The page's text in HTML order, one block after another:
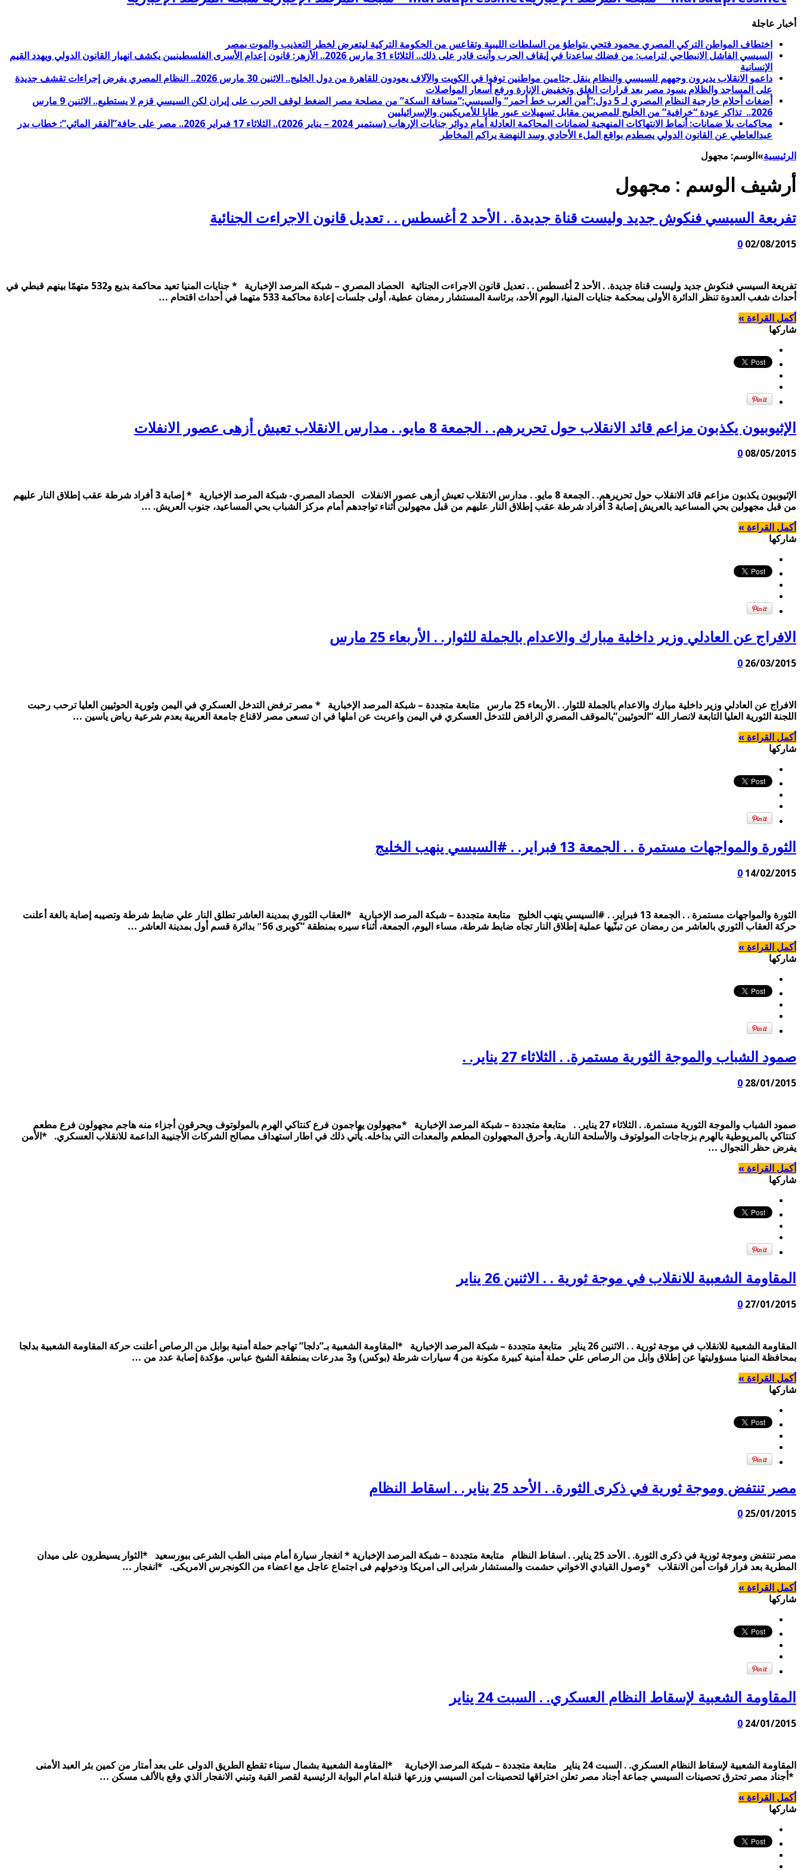
أخبار عاجلة
اختطاف المواطن التركي المصري محمود فتحي بتواطؤ من السلطات الليبية وتقاعس من الحكومة التركية ليتعرض لخطر التعذيب والموت بمصر
السيسي الفاشل الانبطاحي لترامب: من فضلك ساعدنا في إيقاف الحرب وأنت قادر على ذلك.. الثلاثاء 31 مارس 2026.. الأزهر: قانون إعدام الأسرى الفلسطينيين يكشف انهيار القانون الدولي ويهدد القيم
الإنسانية
داعمو الانقلاب يديرون وجههم للسيسي والنظام ينقل جثامين مواطنين توفوا في الكويت والآلاف يعودون للقاهرة من دول الخليج.. الاثنين 30 مارس 2026.. النظام المصري يفرض إجراءات تقشف جديدة
على المساجد والظلام يسود مصر بعد قرارات الغلق وتخفيض الإنارة ورفع أسعار المواصلات
أضغاث أحلام خارجية النظام المصري لـ 5 دول:”أمن العرب خط أحمر” والسيسي:”مسافة السكة” من مصلحة مصر الضغط لوقف الحرب على إيران لكن السيسي قزم لا يستطيع.. الاثنين 9 مارس
2026.. تذاكر عودة “خرافية” من الخليج للمصريين مقابل تسهيلات عبور طابا للأمريكيين والإسرائيليين
محاكمات بلا ضمانات: أنماط الانتهاكات المنهجية لضمانات المحاكمة العادلة أمام دوائر جنايات الإرهاب (سبتمبر 2024 – يناير 2026).. الثلاثاء 17 فبراير 2026.. مصر على حافة”الفقر المائي”: خطاب بدر
عبدالعاطي عن القانون الدولي يصطدم بواقع الملء الأحادي وسد النهضة يراكم المخاطر
الرئيسية»الوسم: مجهول
أرشيف الوسم : مجهول
تفريعة السيسي فنكوش جديد وليست قناة جديدة. . الأحد 2 أغسطس . . تعديل قانون الاجراءت الجنائية
02/08/2015
0
تفريعة السيسي فنكوش جديد وليست قناة جديدة. . الأحد 2 أغسطس . . تعديل قانون الاجراءت الجنائية الحصاد المصري – شبكة المرصد الإخبارية * جنايات المنيا تعيد محاكمة بديع و532 متهمًا بينهم قبطي في
أحداث شغب العدوة تنظر الدائرة الأولى بمحكمة جنايات المنيا، اليوم الأحد، برئاسة المستشار رمضان عطية، أولى جلسات إعادة محاكمة 533 متهما في أحداث اقتحام …
أكمل القراءة »
شاركها
الإثيوبيون يكذبون مزاعم قائد الانقلاب حول تحريرهم. . الجمعة 8 مايو. . مدارس الانقلاب تعيش أزهى عصور الانفلات
08/05/2015
0
الإثيوبيون يكذبون مزاعم قائد الانقلاب حول تحريرهم. . الجمعة 8 مايو. . مدارس الانقلاب تعيش أزهى عصور الانفلات الحصاد المصري- شبكة المرصد الإخبارية * إصابة 3 أفراد شرطة عقب إطلاق النار عليهم
من قبل مجهولين بحي المساعيد بالعريش إصابة 3 أفراد شرطة عقب إطلاق النار عليهم من قبل مجهولين أثناء تواجدهم أمام مركز الشباب بحي المساعيد، جنوب العريش. …
أكمل القراءة »
شاركها
الافراج عن العادلي وزير داخلية مبارك والاعدام بالجملة للثوار. . الأربعاء 25 مارس
26/03/2015
0
الافراج عن العادلي وزير داخلية مبارك والاعدام بالجملة للثوار. . الأربعاء 25 مارس متابعة متجددة – شبكة المرصد الإخبارية * مصر ترفض التدخل العسكري في اليمن وثورية الحوثيين العليا ترحب رحبت
اللجنة الثورية العليا التابعة لانصار الله “الحوثيين”بالموقف المصري الرافض للتدخل العسكري في اليمن واعربت عن املها في ان تسعى مصر لاقناع جامعة العربية بعدم شرعية رياض ياسين …
أكمل القراءة »
شاركها
الثورة والمواجهات مستمرة . . الجمعة 13 فبراير. . #السيسي ينهب الخليج
14/02/2015
0
الثورة والمواجهات مستمرة . . الجمعة 13 فبراير. . #السيسي ينهب الخليج متابعة متجددة – شبكة المرصد الإخبارية *العقاب الثوري بمدينة العاشر تطلق النار علي ضابط شرطة وتصيبه إصابة بالغة أعلنت
حركة العقاب الثوري بالعاشر من رمضان عن تبنّيها عملية إطلاق النار تجاه ضابط شرطة، مساء اليوم، الجمعة، أثناء سيره بمنطقة “كوبرى 56″ بدائرة قسم أول بمدينة العاشر …
أكمل القراءة »
شاركها
صمود الشباب والموجة الثورية مستمرة. . الثلاثاء 27 يناير. .
28/01/2015
0
صمود الشباب والموجة الثورية مستمرة. . الثلاثاء 27 يناير. . متابعة متجددة – شبكة المرصد الإخبارية *مجهولون يهاجمون فرع كنتاكي الهرم بالمولوتوف ويحرقون أجزاء منه هاجم مجهولون فرع مطعم
كنتاكي بالمريوطية بالهرم بزجاجات المولوتوف والأسلحة النارية. وأحرق المجهولون المطعم والمعدات التي بداخله. يأتي ذلك في اطار استهداف مصالح الشركات الأجنيبة الداعمة للانقلاب العسكري. *الأمن
يفرض حظر التجوال …
أكمل القراءة »
شاركها
المقاومة الشعبية للانقلاب في موجة ثورية . . الاثنين 26 يناير
27/01/2015
0
المقاومة الشعبية للانقلاب في موجة ثورية . . الاثنين 26 يناير متابعة متجددة – شبكة المرصد الإخبارية *المقاومة الشعبية بـ”دلجا” تهاجم حملة أمنية بوابل من الرصاص أعلنت حركة المقاومة الشعبية بدلجا
بمحافظة المنيا مسؤوليتها عن إطلاق وابل من الرصاص علي حملة أمنية كبيرة مكونة من 4 سيارات شرطة (بوكس) و3 مدرعات بمنطقة الشيخ عباس. مؤكدة إصابة عدد من …
أكمل القراءة »
شاركها
مصر تنتفض وموجة ثورية في ذكرى الثورة. . الأحد 25 يناير. . اسقاط النظام
25/01/2015
0
مصر تنتفض وموجة ثورية في ذكرى الثورة. . الأحد 25 يناير. . اسقاط النظام متابعة متجددة – شبكة المرصد الإخبارية * انفجار سيارة أمام مبنى الطب الشرعى ببورسعيد *الثوار يسيطرون على ميدان
المطرية بعد فرار قوات أمن الانقلاب *وصول القيادي الاخواني حشمت والمستشار شرابى الى امريكا ودخولهم فى اجتماع عاجل مع اعضاء من الكونجرس الامريكى. *انفجار …
أكمل القراءة »
شاركها
المقاومة الشعبية لإسقاط النظام العسكري. . السبت 24 يناير
24/01/2015
0
المقاومة الشعبية لإسقاط النظام العسكري. . السبت 24 يناير متابعة متجددة – شبكة المرصد الإخبارية *المقاومة الشعبية بشمال سيناء تقطع الطريق الدولى على بعد أمتار من كمين بئر العبد الأمنى
*أجناد مصر تحترق تحصينات السيسي جماعة أجناد مصر تعلن اختراقها لتحصينات امن السيسي وزرعها قنبلة امام البوابة الرئيسية لقصر القبة وتبني الانفجار الذي وقع بالألف مسكن …
أكمل القراءة »
شاركها